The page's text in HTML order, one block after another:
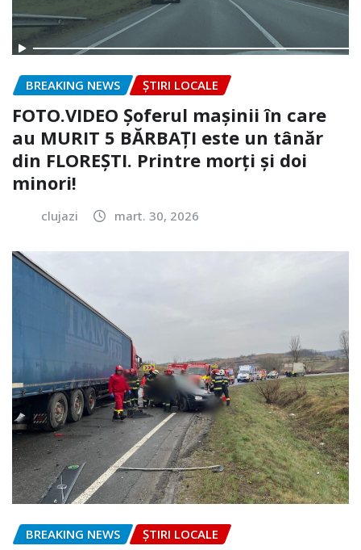
BREAKING NEWS ȘTIRI LOCALE
FOTO.VIDEO Șoferul mașinii în care
au MURIT 5 BĂRBAȚI este un tânăr
din FLOREȘTI. Printre morți și doi
minori!
clujazi mart. 30, 2026
BREAKING NEWS ȘTIRI LOCALE